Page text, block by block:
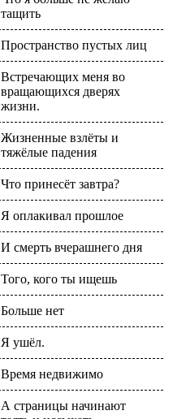
тащить
Пространство пустых лиц
Встречающих меня во
вращающихся дверях
жизни.
Жизненные взлёты и
тяжёлые падения
Что принесёт завтра?
Я оплакивал прошлое
И смерть вчерашнего дня
Того, кого ты ищешь
Больше нет
Я ушёл.
Время недвижимо
А страницы начинают